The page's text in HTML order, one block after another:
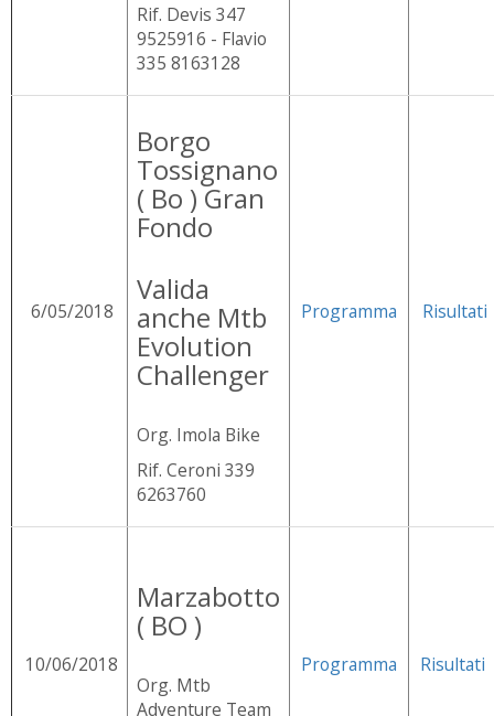
Rif. Devis 347
9525916 - Flavio
335 8163128
6/05/2018
Borgo
Tossignano
( Bo ) Gran
Fondo
Valida
anche Mtb
Evolution
Challenger
Org. Imola Bike
Rif. Ceroni 339
6263760
Programma Risultati
10/06/2018
Marzabotto
( BO )
Org. Mtb
Adventure Team
Programma Risultati